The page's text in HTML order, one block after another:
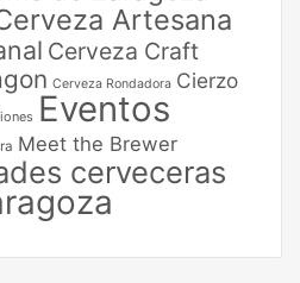
Artesana
Cerveza Craft
Cerveza Rondadora Cierzo
Eventos
Meet the Brewer
cerveceras